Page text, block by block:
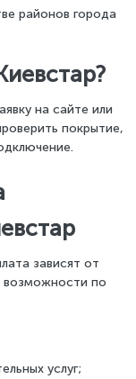
районов города
на сайте или
покрытие,
зависят от
возможности по
услуг;